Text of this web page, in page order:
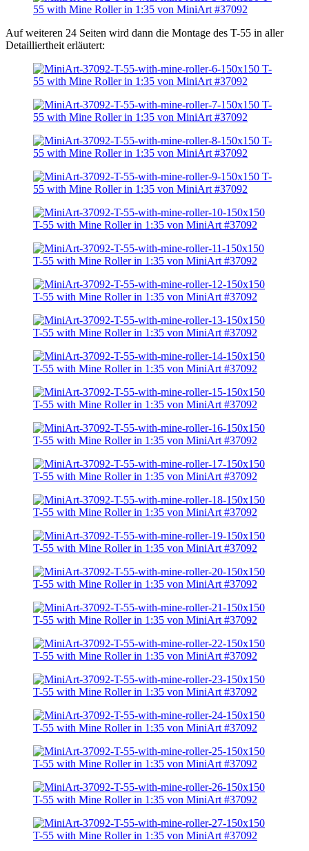
Auf weiteren 24 Seiten wird dann die Montage des T-55 in aller
Detailliertheit erläutert: